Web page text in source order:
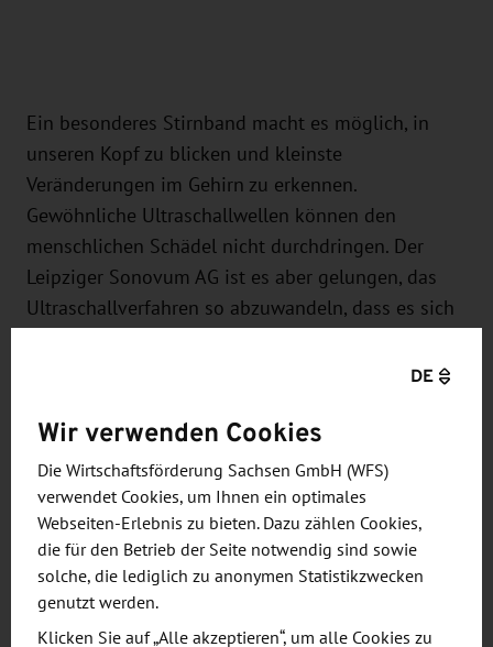
Ein besonderes Stirnband macht es möglich, in
unseren Kopf zu blicken und kleinste
Veränderungen im Gehirn zu erkennen.
Gewöhnliche Ultraschallwellen können den
menschlichen Schädel nicht durchdringen. Der
Leipziger Sonovum AG ist es aber gelungen, das
Ultraschallverfahren so abzuwandeln, dass es sich
in Echtzeit nutzen lässt. Mit der selbst entwickelten
unsichtbare Vorgänge im Hirn schneller erkannt
werden als mit traditionellen Methoden, etwa beim
Schlaganfall, wo jede Minute zählt. Das
Messsystem besteht aus dem Stirnband mit Sender
und Empfänger für die akustische Messung sowie
einem Monitoring-Gerät, das die Daten mithilfe
mathematischer Modelle auswertet und grafisch
DE
Wir verwenden Cookies
Die Wirtschaftsförderung Sachsen GmbH (WFS)
verwendet Cookies, um Ihnen ein optimales
Webseiten-Erlebnis zu bieten. Dazu zählen Cookies,
die für den Betrieb der Seite notwendig sind sowie
solche, die lediglich zu anonymen Statistikzwecken
genutzt werden.
Klicken Sie auf „Alle akzeptieren“, um alle Cookies zu